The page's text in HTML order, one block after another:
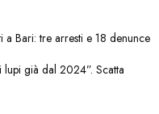
Bari: tre arresti e 18 denunce
già dal 2024”. Scatta